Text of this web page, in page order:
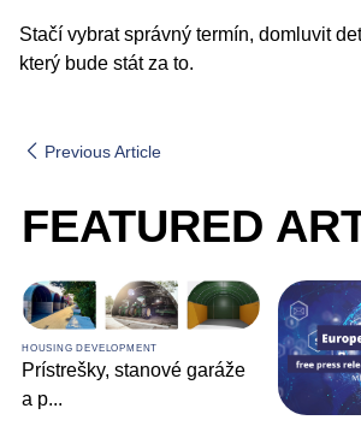
Stačí vybrat správný termín, domluvit
který bude stát za to.
Previous Article
FEATURED
HOUSING DEVELOPMENT
Prístrešky, stanové garáže
a p...